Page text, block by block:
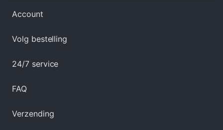
Account
Volg bestelling
24/7 service
FAQ
Verzending